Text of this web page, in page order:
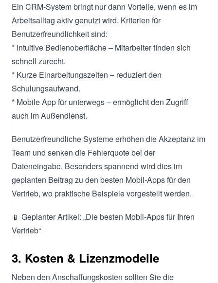
Ein CRM-System bringt nur dann Vorteile, wenn es im
Arbeitsalltag aktiv genutzt wird. Kriterien für
Benutzerfreundlichkeit sind:
* Intuitive Bedienoberfläche – Mitarbeiter finden sich
schnell zurecht.
* Kurze Einarbeitungszeiten – reduziert den
Schulungsaufwand.
* Mobile App für unterwegs – ermöglicht den Zugriff
auch im Außendienst.
Benutzerfreundliche Systeme erhöhen die Akzeptanz im
Team und senken die Fehlerquote bei der
Dateneingabe. Besonders spannend wird dies im
geplanten Beitrag zu den besten Mobil-Apps für den
Vertrieb, wo praktische Beispiele vorgestellt werden.
📱 Geplanter Artikel: „Die besten Mobil-Apps für Ihren
Vertrieb“
3. Kosten & Lizenzmodelle
Neben den Anschaffungskosten sollten Sie die